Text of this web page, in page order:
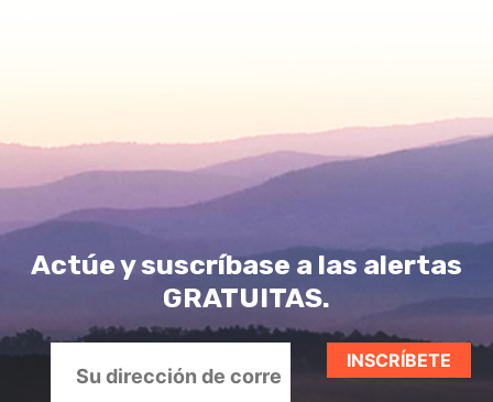
Actúe y suscríbase a las alertas
GRATUITAS.